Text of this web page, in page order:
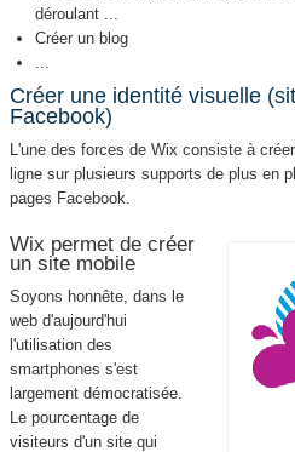
déroulant ...
Créer un blog
Créer une identité visuelle
Facebook)
L'une des forces de Wix consiste à
ligne sur plusieurs supports de plus en
pages Facebook.
Wix permet de créer
un site mobile
Soyons honnête, dans le
web d'aujourd'hui
l'utilisation des
smartphones s'est
largement démocratisée.
Le pourcentage de
visiteurs d'un site qui